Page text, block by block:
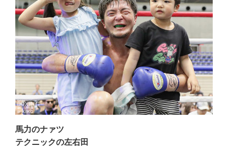
馬力のナァツ
テクニックの左右田